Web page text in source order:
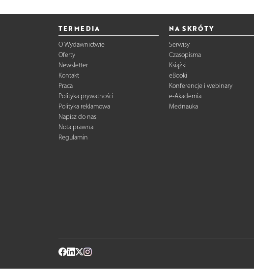
TERMEDIA
O Wydawnictwie
Oferty
Newsletter
Kontakt
Praca
Polityka prywatności
Polityka reklamowa
Napisz do nas
Nota prawna
Regulamin
NA SKRÓTY
Serwisy
Czasopisma
Książki
eBooki
Konferencje i webinary
e-Akademia
Mednauka